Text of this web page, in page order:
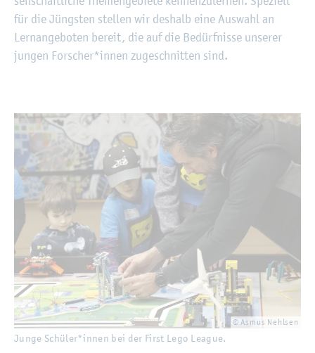
für die Jüngs­ten stel­len wir des­halb eine Aus­wahl an
Lern­an­ge­bo­ten be­reit, die auf die Be­dürf­nis­se un­se­rer
jun­gen For­scher*innen zu­ge­schnit­ten sind.
© Asmus Nehl­sen
Junge Schü­ler*innen bei der First Lego Le­ague.